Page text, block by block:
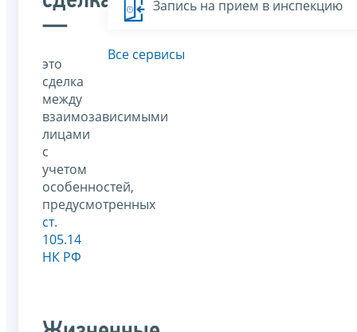
—
это
сделка
между
взаимозависимыми
лицами
с
учетом
особенностей,
предусмотренных
ст.
105.14
НК РФ
Запись на прием в инспекцию
Все сервисы